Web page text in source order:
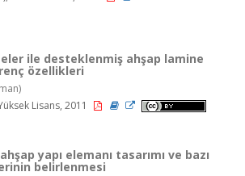
ile desteklenmiş ahşap lamine
özellikleri
Lisans, 2011
yapı elemanı tasarımı ve bazı
belirlenmesi